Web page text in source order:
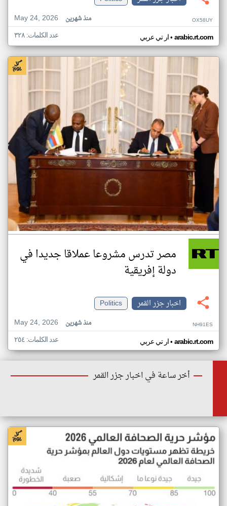
May 24, 2026
منذ شهرين OX58UY
ار تي عربي• arabic.rt.com عدد الكلمات: ٣٢٨
مصر تدرس مشروعا عملاقا جديدا في
دولة إفريقية
اخبار جزر القمر
Politics
May 24, 2026
منذ شهرين NH91ES
ار تي عربي• arabic.rt.com عدد الكلمات: ٢٥٤
أخر ساعة في اخبار جزر القمر